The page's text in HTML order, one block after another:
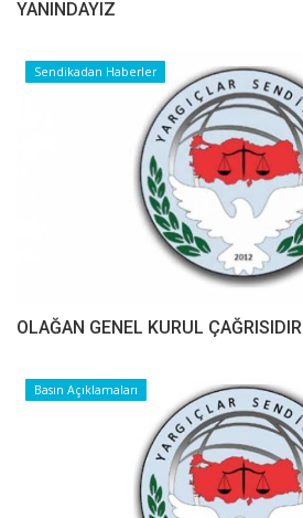
YANINDAYIZ
Sendikadan Haberler
OLAĞAN GENEL KURUL ÇAĞRISIDIR
Basın Açıklamaları